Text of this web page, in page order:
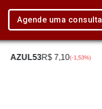
Agende uma consulta
AZUL53R$ 7,10(-1,53%)